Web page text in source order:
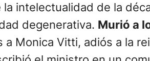
la intelectualidad de la
degenerativa. Murió a
a Monica Vitti, adiós a la